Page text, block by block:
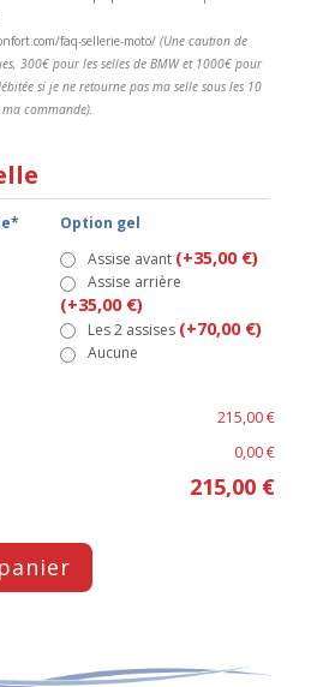
Option gel
Assise avant (+35,00 €)
Assise arrière
(+35,00 €)
Les 2 assises (+70,00 €)
Aucune
faq-sellerie-moto/ (Une caution de
300€ pour les selles de BMW et 1000€ pour
si je ne retourne pas ma selle sous les 10
commande).
215,00 €
0,00 €
215,00 €